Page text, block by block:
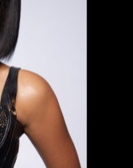
agency. TODOS LOS